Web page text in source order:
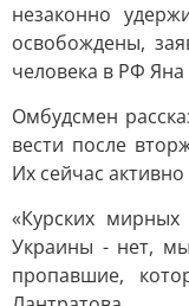
незаконно
освобождены,
человека в РФ
Омбудсмен
вести после
Их сейчас
«Курских
Украины - нет,
пропавшие,